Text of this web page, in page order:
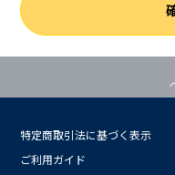
特定商取引法に基づく表示
ご利用ガイド